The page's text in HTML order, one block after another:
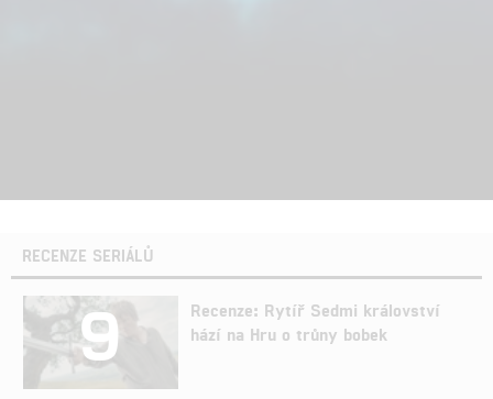
RECENZE SERIÁLŮ
9
Recenze: Rytíř Sedmi království
hází na Hru o trůny bobek